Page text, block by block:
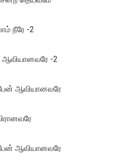
நீரே -2
-2
ஆவியானவரே
ஆவியானவரே